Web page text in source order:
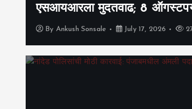
एसआयआरला मुदतवाढ; 8
By Ankush Sonsale July 17, 2026